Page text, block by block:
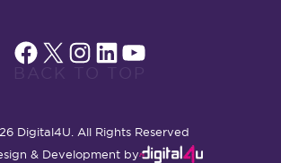
Facebook
X Instagram
Linkedin
YouTube
Digital4U. All Rights Reserved
& Development by